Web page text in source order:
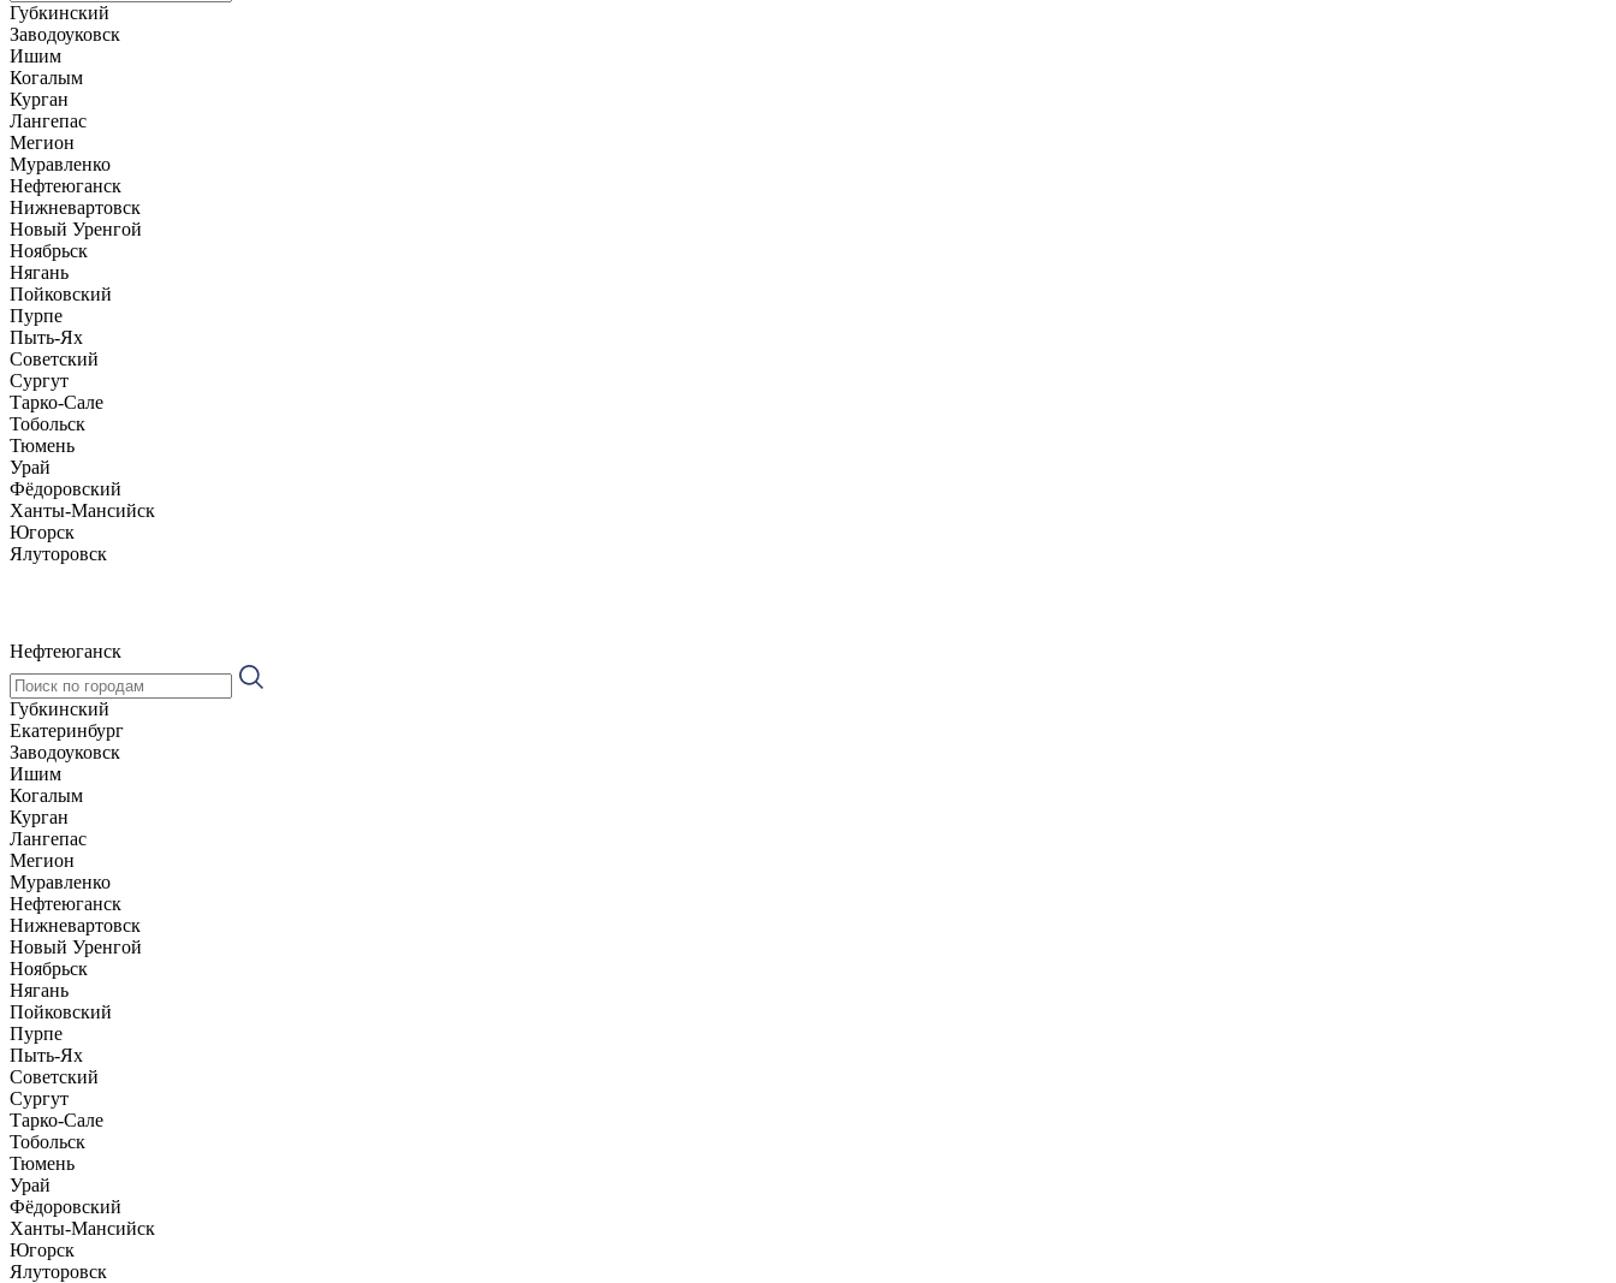
Губкинский
Заводоуковск
Ишим
Когалым
Курган
Лангепас
Мегион
Муравленко
Нефтеюганск
Нижневартовск
Новый Уренгой
Ноябрьск
Нягань
Пойковский
Пурпе
Пыть-Ях
Советский
Сургут
Тарко-Сале
Тобольск
Тюмень
Урай
Фёдоровский
Ханты-Мансийск
Югорск
Ялуторовск
Нефтеюганск
Губкинский
Екатеринбург
Заводоуковск
Ишим
Когалым
Курган
Лангепас
Мегион
Муравленко
Нефтеюганск
Нижневартовск
Новый Уренгой
Ноябрьск
Нягань
Пойковский
Пурпе
Пыть-Ях
Советский
Сургут
Тарко-Сале
Тобольск
Тюмень
Урай
Фёдоровский
Ханты-Мансийск
Югорск
Ялуторовск